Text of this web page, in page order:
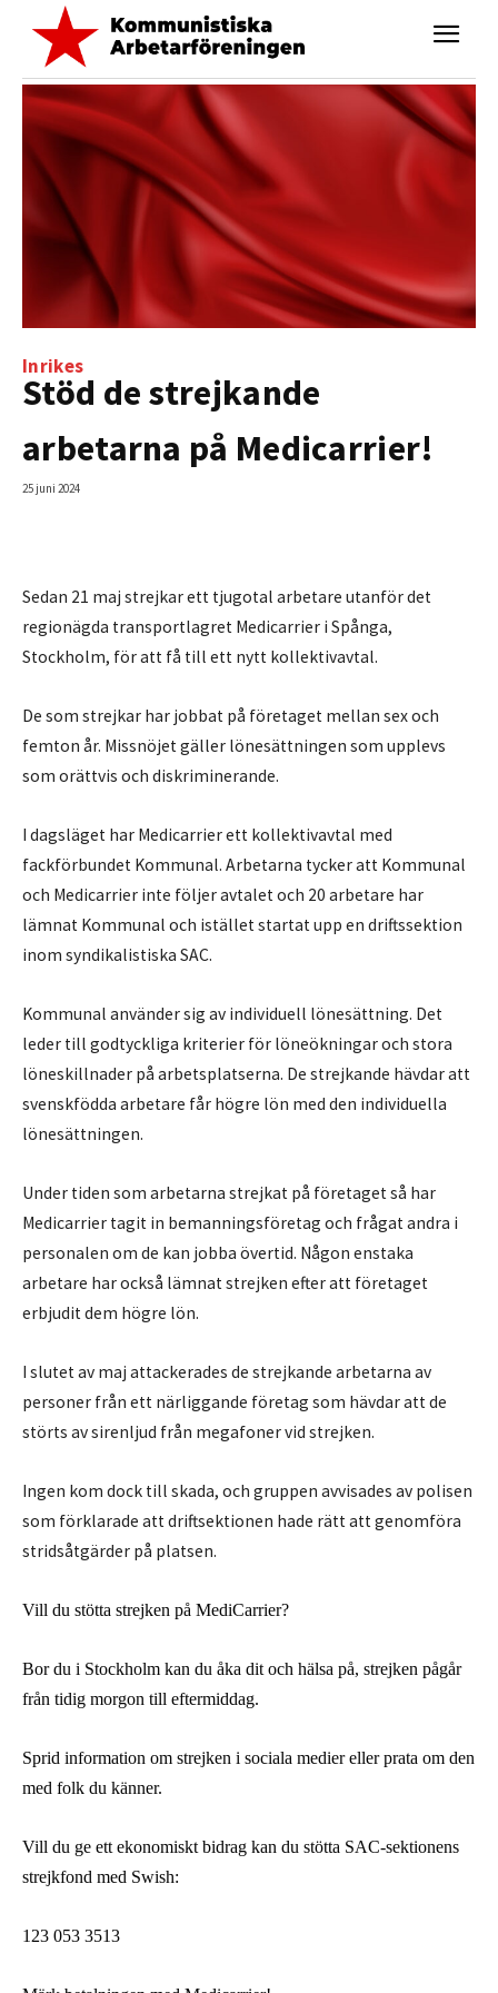
Inrikes
Stöd de strejkande
arbetarna på Medicarrier!
25 juni 2024
Sedan 21 maj strejkar ett tjugotal arbetare utanför det
regionägda transportlagret Medicarrier i Spånga,
Stockholm, för att få till ett nytt kollektivavtal.
De som strejkar har jobbat på företaget mellan sex och
femton år. Missnöjet gäller lönesättningen som upplevs
som orättvis och diskriminerande.
I dagsläget har Medicarrier ett kollektivavtal med
fackförbundet Kommunal. Arbetarna tycker att Kommunal
och Medicarrier inte följer avtalet och 20 arbetare har
lämnat Kommunal och istället startat upp en driftssektion
inom syndikalistiska SAC.
Kommunal använder sig av individuell lönesättning. Det
leder till godtyckliga kriterier för löneökningar och stora
löneskillnader på arbetsplatserna. De strejkande hävdar att
svenskfödda arbetare får högre lön med den individuella
lönesättningen.
Under tiden som arbetarna strejkat på företaget så har
Medicarrier tagit in bemanningsföretag och frågat andra i
personalen om de kan jobba övertid. Någon enstaka
arbetare har också lämnat strejken efter att företaget
erbjudit dem högre lön.
I slutet av maj attackerades de strejkande arbetarna av
personer från ett närliggande företag som hävdar att de
störts av sirenljud från megafoner vid strejken.
Ingen kom dock till skada, och gruppen avvisades av polisen
som förklarade att driftsektionen hade rätt att genomföra
stridsåtgärder på platsen.
Vill du stötta strejken på MediCarrier?
Bor du i Stockholm kan du åka dit och hälsa på, strejken pågår
från tidig morgon till eftermiddag.
Sprid information om strejken i sociala medier eller prata om den
med folk du känner.
Vill du ge ett ekonomiskt bidrag kan du stötta SAC-sektionens
strejkfond med Swish:
123 053 3513